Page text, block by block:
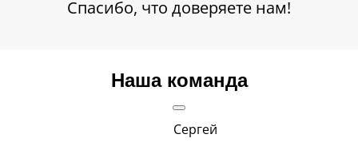
Спасибо, что доверяете нам!
Наша команда
Ростислав